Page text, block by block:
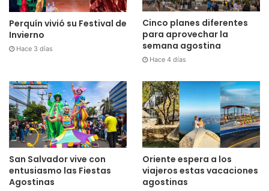
Perquín vivió su Festival de
Invierno
Hace 3 días
Cinco planes diferentes
para aprovechar la
semana agostina
Hace 4 días
San Salvador vive con
entusiasmo las Fiestas
Agostinas
Oriente espera a los
viajeros estas vacaciones
agostinas